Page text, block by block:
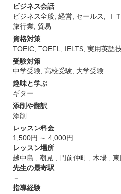
ビジネス会話
ビジネス全般 経営 セールス ＩＴ
旅行業 貿易
資格対策
TOEIC TOEFL IELTS 実用英語
受験対策
中学受験 高校受験 大学受験
趣味と学ぶ
ギター
添削や翻訳
添削
レッスン料金
1,500円 ～ 4,000円
レッスン場所
越中島 , 潮見 , 門前仲町 , 木場 ,
先生の最寄駅
－
指導経験